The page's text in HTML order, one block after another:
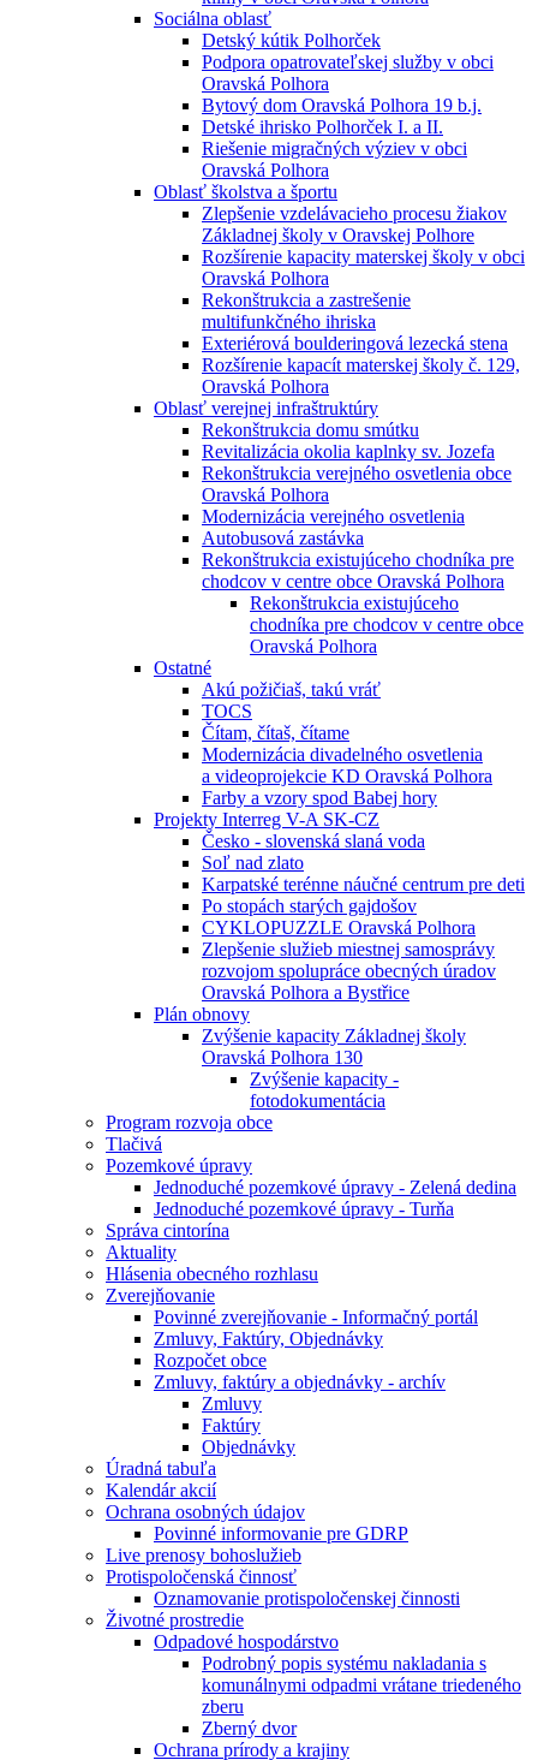
Sociálna oblasť
Detský kútik Polhorček
Podpora opatrovateľskej služby v obci
Oravská Polhora
Bytový dom Oravská Polhora 19 b.j.
Detské ihrisko Polhorček I. a II.
Riešenie migračných výziev v obci
Oravská Polhora
Oblasť školstva a športu
Zlepšenie vzdelávacieho procesu žiakov
Základnej školy v Oravskej Polhore
Rozšírenie kapacity materskej školy v obci
Oravská Polhora
Rekonštrukcia a zastrešenie
multifunkčného ihriska
Exteriérová boulderingová lezecká stena
Rozšírenie kapacít materskej školy č. 129,
Oravská Polhora
Oblasť verejnej infraštruktúry
Rekonštrukcia domu smútku
Revitalizácia okolia kaplnky sv. Jozefa
Rekonštrukcia verejného osvetlenia obce
Oravská Polhora
Modernizácia verejného osvetlenia
Autobusová zastávka
Rekonštrukcia existujúceho chodníka pre
chodcov v centre obce Oravská Polhora
Rekonštrukcia existujúceho
chodníka pre chodcov v centre obce
Oravská Polhora
Ostatné
Akú požičiaš, takú vráť
TOCS
Čítam, čítaš, čítame
Modernizácia divadelného osvetlenia
a videoprojekcie KD Oravská Polhora
Farby a vzory spod Babej hory
Projekty Interreg V-A SK-CZ
Česko - slovenská slaná voda
Soľ nad zlato
Karpatské terénne náučné centrum pre deti
Po stopách starých gajdošov
CYKLOPUZZLE Oravská Polhora
Zlepšenie služieb miestnej samosprávy
rozvojom spolupráce obecných úradov
Oravská Polhora a Bystřice
Plán obnovy
Zvýšenie kapacity Základnej školy
Oravská Polhora 130
Zvýšenie kapacity -
fotodokumentácia
Program rozvoja obce
Tlačivá
Pozemkové úpravy
Jednoduché pozemkové úpravy - Zelená dedina
Jednoduché pozemkové úpravy - Turňa
Správa cintorína
Aktuality
Hlásenia obecného rozhlasu
Zverejňovanie
Povinné zverejňovanie - Informačný portál
Zmluvy, Faktúry, Objednávky
Rozpočet obce
Zmluvy, faktúry a objednávky - archív
Zmluvy
Faktúry
Objednávky
Úradná tabuľa
Kalendár akcií
Ochrana osobných údajov
Povinné informovanie pre GDRP
Live prenosy bohoslužieb
Protispoločenská činnosť
Oznamovanie protispoločenskej činnosti
Životné prostredie
Odpadové hospodárstvo
Podrobný popis systému nakladania s
komunálnymi odpadmi vrátane triedeného
zberu
Zberný dvor
Ochrana prírody a krajiny